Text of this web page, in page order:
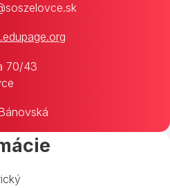
70/43